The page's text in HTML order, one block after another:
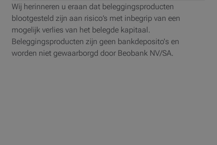
Wij herinneren u eraan dat beleggingsproducten
blootgesteld zijn aan risico’s met inbegrip van een
mogelijk verlies van het belegde kapitaal.
Beleggingsproducten zijn geen bankdeposito's en
worden niet gewaarborgd door Beobank NV/SA.